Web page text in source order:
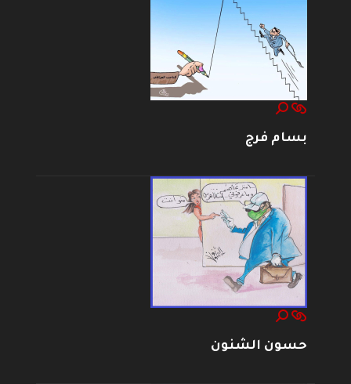
بسام فرج
حسون الشنون